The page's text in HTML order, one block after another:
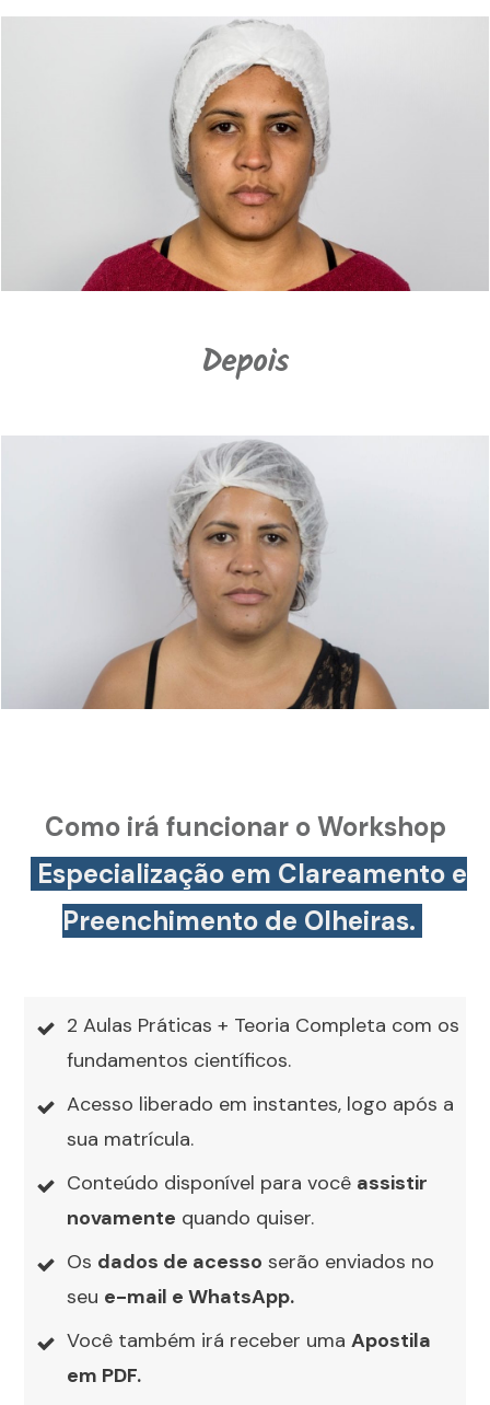
Depois
Como irá funcionar o Workshop
Especialização em Clareamento e
Preenchimento de Olheiras.
2 Aulas Práticas + Teoria Completa com os
fundamentos científicos.
Acesso liberado em instantes, logo após a
sua matrícula.
Conteúdo disponível para você assistir
novamente quando quiser.
Os dados de acesso serão enviados no
seu e-mail e WhatsApp.
Você também irá receber uma Apostila
em PDF.